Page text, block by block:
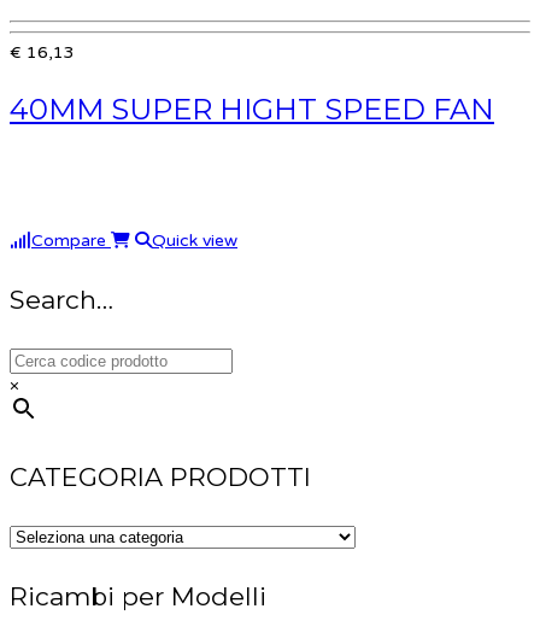
€ 16,13
40MM SUPER HIGHT SPEED FAN
Compare Quick view
Search…
×
CATEGORIA PRODOTTI
Ricambi per Modelli